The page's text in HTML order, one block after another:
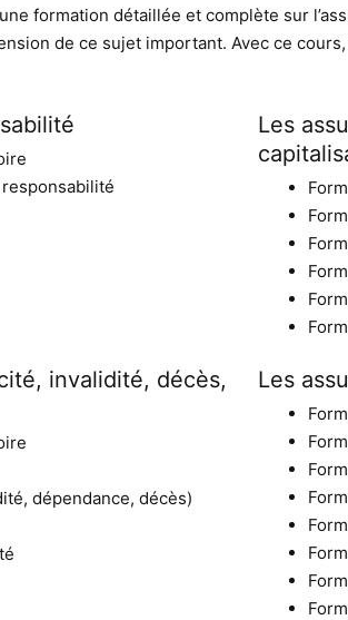
formation détaillée et complète sur
de ce sujet important. Avec ce
Les
invalidité, décès,
dépendance, décès)
Les